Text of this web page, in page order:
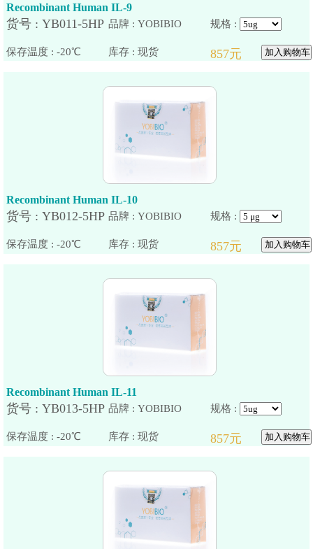
Recombinant Human IL-9
品牌 : YOBIBIO 规格 :
保存温度 : -20℃
Recombinant Human IL-10
品牌 : YOBIBIO 规格 :
保存温度 : -20℃
Recombinant Human IL-11
品牌 : YOBIBIO 规格 :
保存温度 : -20℃